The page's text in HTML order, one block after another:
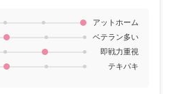
アットホーム
ベテラン多い
即戦力重視
テキパキ